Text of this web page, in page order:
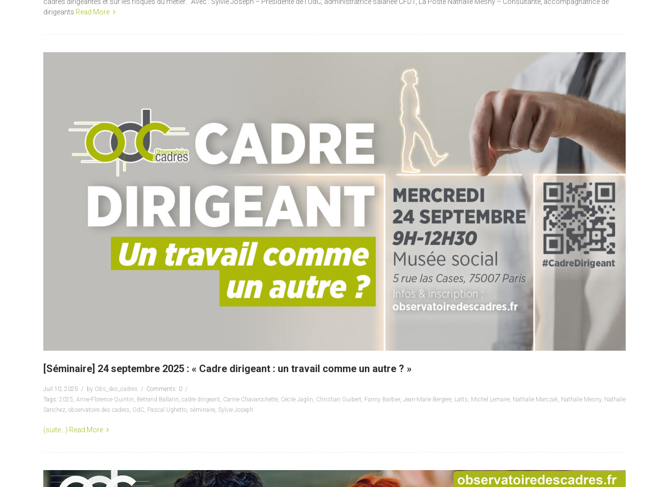
dirigeants Read More
[Séminaire] 24 septembre 2025 : « Cadre dirigeant : un travail comme un autre ? »
Juil 10, 2025 by Obs_des_cadres
Comments: 0
Tags: 2025, Anne-Florence Quintin, Betrand Ballarin, cadre dirigeant, Carine Chavarochette, Cécile Jaglin, Christian Guibert, Fanny Barbier, Jean-Marie Bergère, Latts, Michel Lemaire, Nathalie Marczak, Nathalie Mesny, Nathalie
Sanchez, observatoire des cadres, OdC, Pascal Ughetto, séminaire, Sylvie Joseph
(suite…) Read More